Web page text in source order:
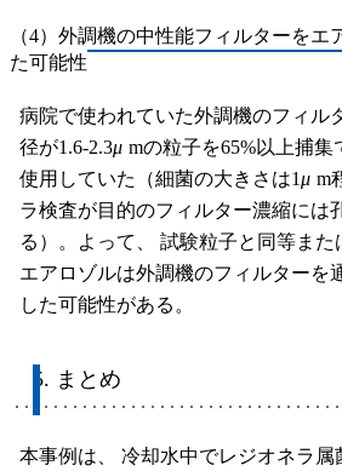
（4）外調機の中性能フィルターをエ
た可能性
病院で使われていた外調機のフィル
径が1.6-2.3μ mの粒子を65%以上捕
使用していた（細菌の大きさは1μ m
ラ検査が目的のフィルター濃縮には
る）。よって、 試験粒子と同等ま
エアロゾルは外調機のフィルターを
した可能性がある。
5. まとめ
本事例は、 冷却水中でレジオネラ